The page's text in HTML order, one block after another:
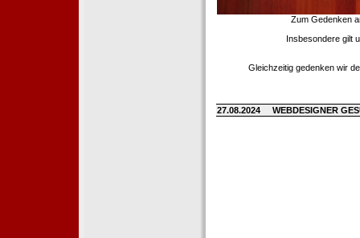
Zum Gedenken
Insbesondere gilt
Gleichzeitig gedenken wir
27.08.2024 WEBDESIGNER